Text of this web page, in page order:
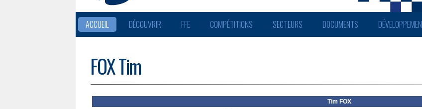
ACCUEIL DÉCOUVRIR FFE COMPÉTITIONS SECTEURS DOCUMENTS
FOX Tim
Tim FOX